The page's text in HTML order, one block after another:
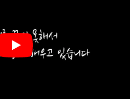
Play